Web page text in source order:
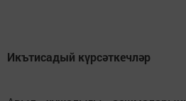
Икътисадый күрсәткечләр